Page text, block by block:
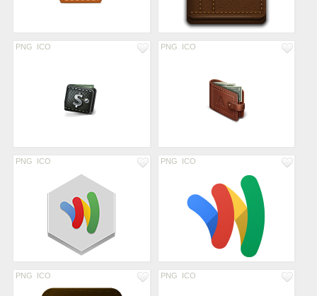
PNG ICO PNG ICO
PNG ICO PNG ICO
PNG ICO PNG ICO